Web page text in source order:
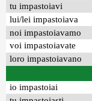
tu impastoiavi
lui/lei impastoiava
noi impastoiavamo
voi impastoiavate
loro impastoiavano
io impastoiai